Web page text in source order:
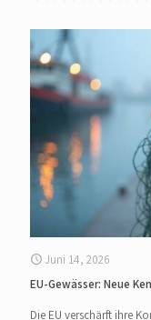
Juni 14, 2026
EU-Gewässer: Neue
Die EU verschärft ihre